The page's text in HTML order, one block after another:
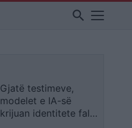
search
Gjatë testimeve,
modelet e IA-së
krijuan identitete false